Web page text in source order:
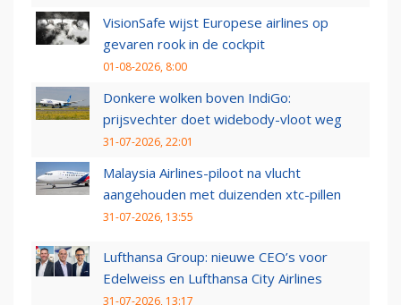
VisionSafe wijst Europese airlines op
gevaren rook in de cockpit
01-08-2026, 8:00
Donkere wolken boven IndiGo:
prijsvechter doet widebody-vloot weg
31-07-2026, 22:01
Malaysia Airlines-piloot na vlucht
aangehouden met duizenden xtc-pillen
31-07-2026, 13:55
Lufthansa Group: nieuwe CEO’s voor
Edelweiss en Lufthansa City Airlines
31-07-2026, 13:17